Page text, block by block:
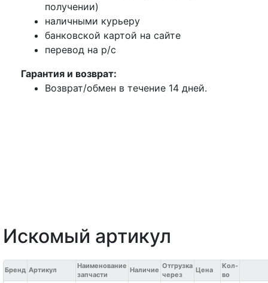
получении)
наличными курьеру
банковской картой на сайте
перевод на р/с
Гарантия и возврат:
Возврат/обмен в течение 14 дней.
Искомый артикул
Бренд Артикул
Наименование
запчасти
Наличие Отгрузка
через
Цена
Кол-
во